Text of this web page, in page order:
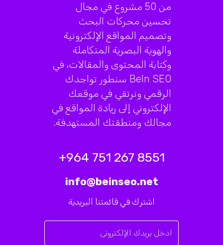
من 50 مشروع في مجال
تحسين محركات البحث
وتصميم المواقع الإلكترونية
والهوية البصرية المتكاملة
وكتابة المحتوى والمقالات، في
BeIn SEO سنطور تواجدك
الرقمي ونرتقي في موقعك
الإلكتروني إلى ريادة المواقع في
مجالك ومنطقتك المستهدفة.
8551 267 751 964+
info@beinseo.net
اشترك في قائمتنا البريدية